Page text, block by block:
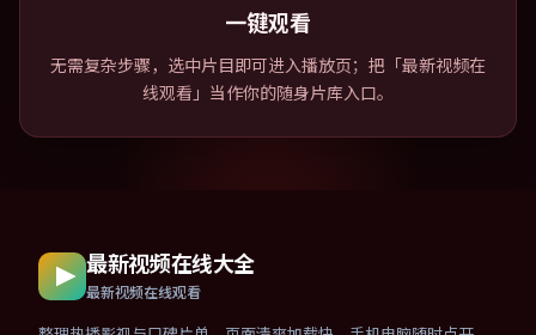
一键观看
无需复杂步骤，选中片目即可进入播放页；把「最新视频在
线观看」当作你的随身片库入口。
最新视频在线大全
最新视频在线观看